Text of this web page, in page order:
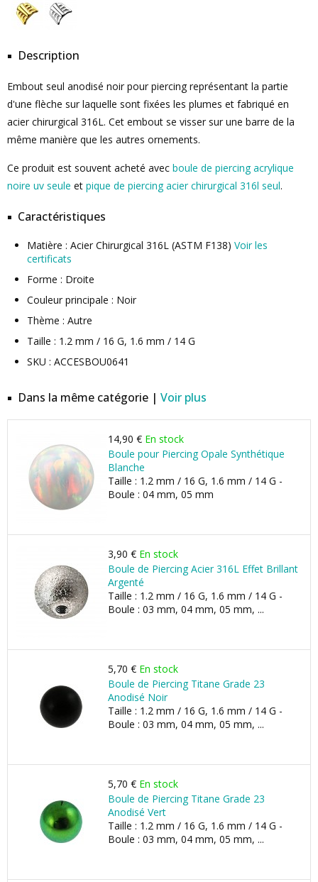
Description
Embout seul anodisé noir pour piercing représentant la partie
d'une flèche sur laquelle sont fixées les plumes et fabriqué en
acier chirurgical 316L. Cet embout se visser sur une barre de la
même manière que les autres ornements.
Ce produit est souvent acheté avec boule de piercing acrylique
noire uv seule et pique de piercing acier chirurgical 316l seul.
Caractéristiques
Matière : Acier Chirurgical 316L (ASTM F138) Voir les
certificats
Forme : Droite
Couleur principale : Noir
Thème : Autre
Taille : 1.2 mm / 16 G, 1.6 mm / 14 G
SKU : ACCESBOU0641
Dans la même catégorie | Voir plus
14,90 € En stock
Boule pour Piercing Opale Synthétique
Blanche
Taille : 1.2 mm / 16 G, 1.6 mm / 14 G -
Boule : 04 mm, 05 mm
3,90 € En stock
Boule de Piercing Acier 316L Effet Brillant
Argenté
Taille : 1.2 mm / 16 G, 1.6 mm / 14 G -
Boule : 03 mm, 04 mm, 05 mm, ...
5,70 € En stock
Boule de Piercing Titane Grade 23
Anodisé Noir
Taille : 1.2 mm / 16 G, 1.6 mm / 14 G -
Boule : 03 mm, 04 mm, 05 mm, ...
5,70 € En stock
Boule de Piercing Titane Grade 23
Anodisé Vert
Taille : 1.2 mm / 16 G, 1.6 mm / 14 G -
Boule : 03 mm, 04 mm, 05 mm, ...